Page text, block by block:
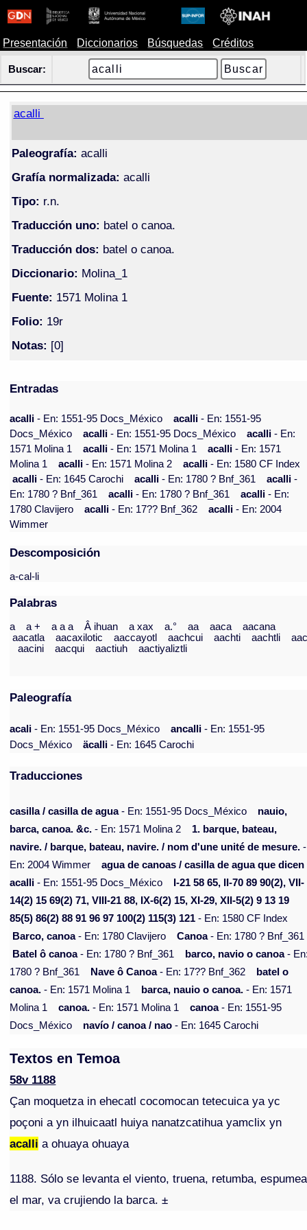
Presentación Diccionarios Búsquedas Créditos
Buscar:
acalli
Paleografía: acalli
Grafía normalizada: acalli
Tipo: r.n.
Traducción uno: batel o canoa.
Traducción dos: batel o canoa.
Diccionario: Molina_1
Fuente: 1571 Molina 1
Folio: 19r
Notas: [0]
Entradas
acalli- En: 1551-95 Docs_México acalli- En: 1551-95
Docs_México
acalli- En: 1551-95 Docs_México acalli- En:
1571 Molina 1
acalli- En: 1571 Molina 1 acalli- En: 1571
Molina 1
acalli- En: 1571 Molina 2 acalli- En: 1580 CF Index
acalli- En: 1645 Carochi acalli- En: 1780 ? Bnf_361 acalli-
En: 1780 ? Bnf_361
acalli- En: 1780 ? Bnf_361 acalli- En:
1780 Clavijero
acalli- En: 17?? Bnf_362 acalli- En: 2004
Wimmer
Descomposición
a-cal-li
Palabras
a a + a a a Â ihuan a xax a.° aa aaca
aacana
aacatla
aacaxilotic aaccayotl aachcui aachti aachtli
aacini
aacqui aactiuh aactiyaliztli
Paleografía
acali - En: 1551-95 Docs_México ancalli - En: 1551-95
Docs_México
äcalli - En: 1645 Carochi
Traducciones
casilla / casilla de agua- En: 1551-95 Docs_México
nauio,
barca, canoa. &c. - En: 1571 Molina 2
1. barque, bateau,
navire. / barque, bateau, navire. / nom d'une unité de mesure. -
En: 2004 Wimmer
agua de canoas / casilla de agua que dicen
acalli - En: 1551-95 Docs_México
I-21 58 65, II-70 89 90(2), VII-
14(2) 15 69(2) 71, VIII-21 88, IX-6(2) 15, XI-29, XII-5(2) 9 13 19
85(5) 86(2) 88 91 96 97 100(2) 115(3) 121 - En: 1580 CF Index
Barco, canoa- En: 1780 Clavijero Canoa- En: 1780 ? Bnf_361
Batel ô canoa- En: 1780 ? Bnf_361 barco, navio o canoa-
1780 ? Bnf_361
Nave ô Canoa- En: 17?? Bnf_362
batel o
canoa. - En: 1571 Molina 1 barca, nauio o canoa. - En: 1571
Molina 1
canoa. - En: 1571 Molina 1 canoa- En: 1551-95
Docs_México
navío / canoa / nao - En: 1645 Carochi
Textos en Temoa
58v 1188
Çan moquetza in ehecatl cocomocan tetecuica ya yc
poçoni a yn ilhuicaatl huiya nanatzcatihua yamclix yn
acalli a ohuaya ohuaya
1188. Sólo se levanta el viento, truena, retumba, espumea
el mar, va crujiendo la barca. ±